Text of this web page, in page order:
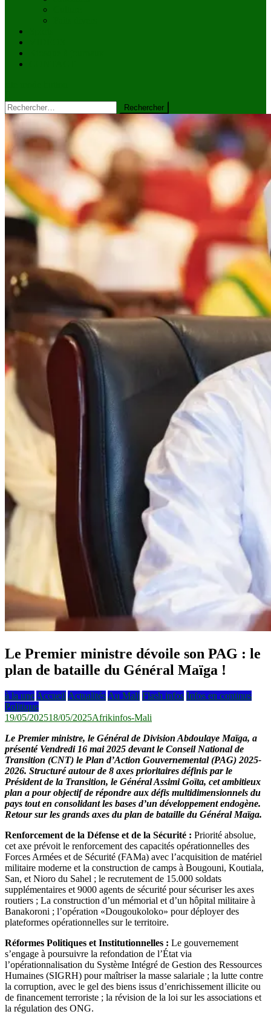
Rechercher :
Le Premier ministre dévoile son PAG : le
plan de bataille du Général Maïga !
à la une Accueil Actualités Au Mali Flash infos Infos en continus
Politique
19/05/202518/05/2025Afrikinfos-Mali
Le Premier ministre, le Général de Division Abdoulaye Maïga, a
présenté Vendredi 16 mai 2025 devant le Conseil National de
Transition (CNT) le Plan d’Action Gouvernemental (PAG) 2025-
2026. Structuré autour de 8 axes prioritaires définis par le
Président de la Transition, le Général Assimi Goïta, cet ambitieux
plan a pour objectif de répondre aux défis multidimensionnels du
pays tout en consolidant les bases d’un développement endogène.
Retour sur les grands axes du plan de bataille du Général Maïga.
Renforcement de la Défense et de la Sécurité : Priorité absolue,
cet axe prévoit le renforcement des capacités opérationnelles des
Forces Armées et de Sécurité (FAMa) avec l’acquisition de matériel
militaire moderne et la construction de camps à Bougouni, Koutiala,
San, et Nioro du Sahel ; le recrutement de 15.000 soldats
supplémentaires et 9000 agents de sécurité pour sécuriser les axes
routiers ; La construction d’un mémorial et d’un hôpital militaire à
Banakoroni ; l’opération «Dougoukoloko» pour déployer des
plateformes opérationnelles sur le territoire.
Réformes Politiques et Institutionnelles : Le gouvernement
s’engage à poursuivre la refondation de l’État via
l’opérationnalisation du Système Intégré de Gestion des Ressources
Humaines (SIGRH) pour maîtriser la masse salariale ; la lutte contre
la corruption, avec le gel des biens issus d’enrichissement illicite ou
de financement terroriste ; la révision de la loi sur les associations et
la régulation des ONG.